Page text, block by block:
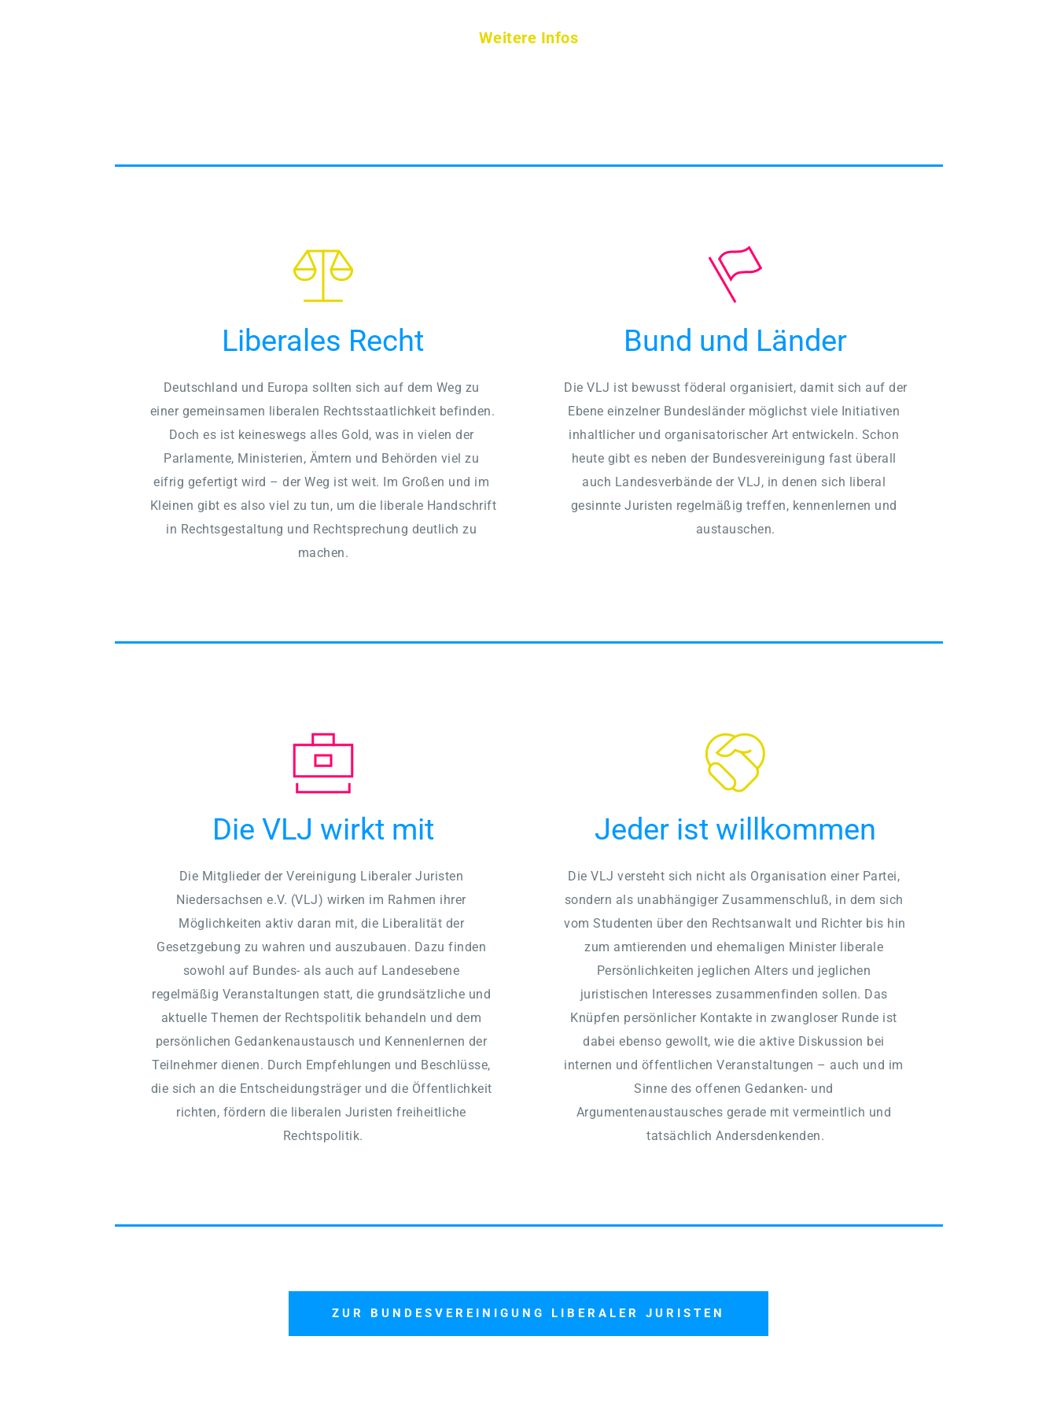
Weitere Infos
Liberales Recht
Deutschland und Europa sollten sich auf dem Weg zu
einer gemeinsamen liberalen Rechtsstaatlichkeit befinden.
Doch es ist keineswegs alles Gold, was in vielen der
Parlamente, Ministerien, Ämtern und Behörden viel zu
eifrig gefertigt wird – der Weg ist weit. Im Großen und im
Kleinen gibt es also viel zu tun, um die liberale Handschrift
in Rechtsgestaltung und Rechtsprechung deutlich zu
machen.
Bund und Länder
Die VLJ ist bewusst föderal organisiert, damit sich auf der
Ebene einzelner Bundesländer möglichst viele Initiativen
inhaltlicher und organisatorischer Art entwickeln. Schon
heute gibt es neben der Bundesvereinigung fast überall
auch Landesverbände der VLJ, in denen sich liberal
gesinnte Juristen regelmäßig treffen, kennenlernen und
austauschen.
Die VLJ wirkt mit
Die Mitglieder der Vereinigung Liberaler Juristen
Niedersachsen e.V. (VLJ) wirken im Rahmen ihrer
Möglichkeiten aktiv daran mit, die Liberalität der
Gesetzgebung zu wahren und auszubauen. Dazu finden
sowohl auf Bundes- als auch auf Landesebene
regelmäßig Veranstaltungen statt, die grundsätzliche und
aktuelle Themen der Rechtspolitik behandeln und dem
persönlichen Gedankenaustausch und Kennenlernen der
Teilnehmer dienen. Durch Empfehlungen und Beschlüsse,
die sich an die Entscheidungsträger und die Öffentlichkeit
richten, fördern die liberalen Juristen freiheitliche
Rechtspolitik.
Jeder ist willkommen
Die VLJ versteht sich nicht als Organisation einer Partei,
sondern als unabhängiger Zusammenschluß, in dem sich
vom Studenten über den Rechtsanwalt und Richter bis hin
zum amtierenden und ehemaligen Minister liberale
Persönlichkeiten jeglichen Alters und jeglichen
juristischen Interesses zusammenfinden sollen. Das
Knüpfen persönlicher Kontakte in zwangloser Runde ist
dabei ebenso gewollt, wie die aktive Diskussion bei
internen und öffentlichen Veranstaltungen – auch und im
Sinne des offenen Gedanken- und
Argumentenaustausches gerade mit vermeintlich und
tatsächlich Andersdenkenden.
ZUR BUNDESVEREINIGUNG LIBERALER JURISTEN